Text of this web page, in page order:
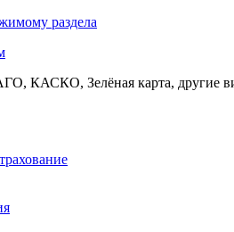
раздела
КАСКО, Зелёная карта, другие